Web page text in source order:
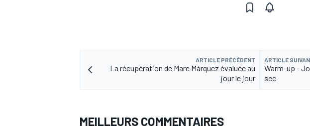
ARTICLE PRÉCÉDENT
La récupération de Marc Márquez évaluée au
jour le jour
ARTICLE
Warm-up -
sec
MEILLEURS COMMENTAIRES